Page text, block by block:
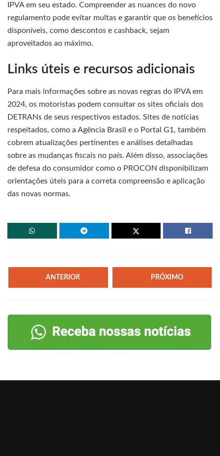
IPVA em seu estado. Compreender as nuances do novo
regulamento pode evitar multas e garantir que os benefícios
disponíveis, como descontos e cashback, sejam
aproveitados ao máximo.
Links úteis e recursos adicionais
Para mais informações sobre as novas regras do IPVA em
2024, os motoristas podem consultar os sites oficiais dos
DETRANs de seus respectivos estados. Sites de notícias
respeitados, como a Agência Brasil e o Portal G1, também
cobrem atualizações pertinentes e análises detalhadas
sobre as mudanças fiscais no país. Além disso, associações
de defesa do consumidor como o PROCON disponibilizam
orientações úteis para a correta compreensão e aplicação
das novas normas.
ANTERIOR PRÓXIMO